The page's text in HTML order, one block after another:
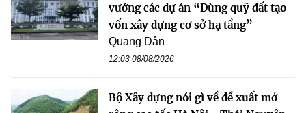
vướng các dự án “Dùng quỹ đất tạo
vốn xây dựng cơ sở hạ tầng”
Quang Dân
12:03 08/08/2026
Bộ Xây dựng nói gì về đề xuất mở